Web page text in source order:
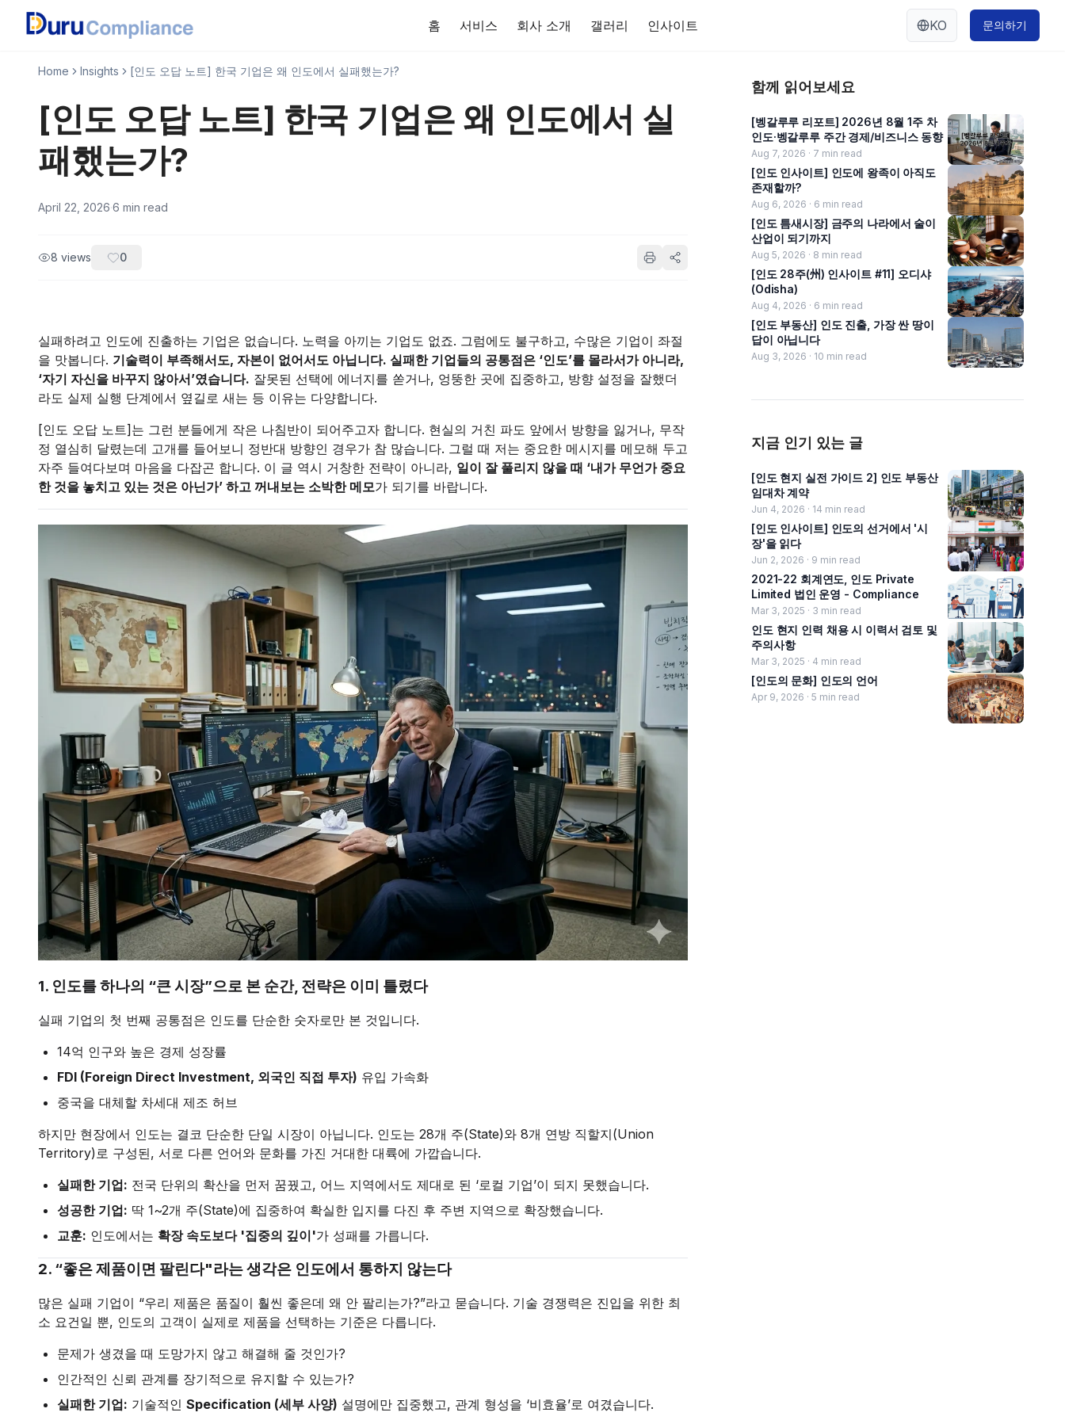
홈 서비스 회사 소개 갤러리 인사이트 KO 문의하기
Home Insights [인도 오답 노트] 한국 기업은 왜 인도에서 실패했는가?
[인도 오답 노트] 한국 기업은 왜 인도에서 실
패했는가?
April 22, 2026·6 min read
8 views 0
실패하려고 인도에 진출하는 기업은 없습니다. 노력을 아끼는 기업도 없죠. 그럼에도 불구하고, 수많은 기업이 좌절
을 맛봅니다. 기술력이 부족해서도, 자본이 없어서도 아닙니다. 실패한 기업들의 공통점은 ‘인도’를 몰라서가 아니라,
‘자기 자신을 바꾸지 않아서’였습니다. 잘못된 선택에 에너지를 쏟거나, 엉뚱한 곳에 집중하고, 방향 설정을 잘했더
라도 실제 실행 단계에서 옆길로 새는 등 이유는 다양합니다.
[인도 오답 노트]는 그런 분들에게 작은 나침반이 되어주고자 합니다. 현실의 거친 파도 앞에서 방향을 잃거나, 무작
정 열심히 달렸는데 고개를 들어보니 정반대 방향인 경우가 참 많습니다. 그럴 때 저는 중요한 메시지를 메모해 두고
자주 들여다보며 마음을 다잡곤 합니다. 이 글 역시 거창한 전략이 아니라, 일이 잘 풀리지 않을 때 ‘내가 무언가 중요
한 것을 놓치고 있는 것은 아닌가’ 하고 꺼내보는 소박한 메모가 되기를 바랍니다.
1. 인도를 하나의 “큰 시장”으로 본 순간, 전략은 이미 틀렸다
실패 기업의 첫 번째 공통점은 인도를 단순한 숫자로만 본 것입니다.
14억 인구와 높은 경제 성장률
FDI (Foreign Direct Investment, 외국인 직접 투자) 유입 가속화
중국을 대체할 차세대 제조 허브
하지만 현장에서 인도는 결코 단순한 단일 시장이 아닙니다. 인도는 28개 주(State)와 8개 연방 직할지(Union
Territory)로 구성된, 서로 다른 언어와 문화를 가진 거대한 대륙에 가깝습니다.
실패한 기업: 전국 단위의 확산을 먼저 꿈꿨고, 어느 지역에서도 제대로 된 ‘로컬 기업’이 되지 못했습니다.
성공한 기업: 딱 1~2개 주(State)에 집중하여 확실한 입지를 다진 후 주변 지역으로 확장했습니다.
교훈: 인도에서는 확장 속도보다 '집중의 깊이'가 성패를 가릅니다.
2. “좋은 제품이면 팔린다"라는 생각은 인도에서 통하지 않는다
많은 실패 기업이 “우리 제품은 품질이 훨씬 좋은데 왜 안 팔리는가?”라고 묻습니다. 기술 경쟁력은 진입을 위한 최
소 요건일 뿐, 인도의 고객이 실제로 제품을 선택하는 기준은 다릅니다.
문제가 생겼을 때 도망가지 않고 해결해 줄 것인가?
인간적인 신뢰 관계를 장기적으로 유지할 수 있는가?
실패한 기업: 기술적인 Specification (세부 사양) 설명에만 집중했고, 관계 형성을 ‘비효율’로 여겼습니다.
함께 읽어보세요
[벵갈루루 리포트] 2026년 8월 1주 차
인도·벵갈루루 주간 경제/비즈니스 동향
Aug 7, 2026 · 7 min read
[인도 인사이트] 인도에 왕족이 아직도
존재할까?
Aug 6, 2026 · 6 min read
[인도 틈새시장] 금주의 나라에서 술이
산업이 되기까지
Aug 5, 2026 · 8 min read
[인도 28주(州) 인사이트 #11] 오디샤
(Odisha)
Aug 4, 2026 · 6 min read
[인도 부동산] 인도 진출, 가장 싼 땅이
답이 아닙니다
Aug 3, 2026 · 10 min read
지금 인기 있는 글
[인도 현지 실전 가이드 2] 인도 부동산
임대차 계약
Jun 4, 2026 · 14 min read
[인도 인사이트] 인도의 선거에서 '시
장'을 읽다
Jun 2, 2026 · 9 min read
2021-22 회계연도, 인도 Private
Limited 법인 운영 - Compliance
Mar 3, 2025 · 3 min read
인도 현지 인력 채용 시 이력서 검토 및
주의사항
Mar 3, 2025 · 4 min read
[인도의 문화] 인도의 언어
Apr 9, 2026 · 5 min read